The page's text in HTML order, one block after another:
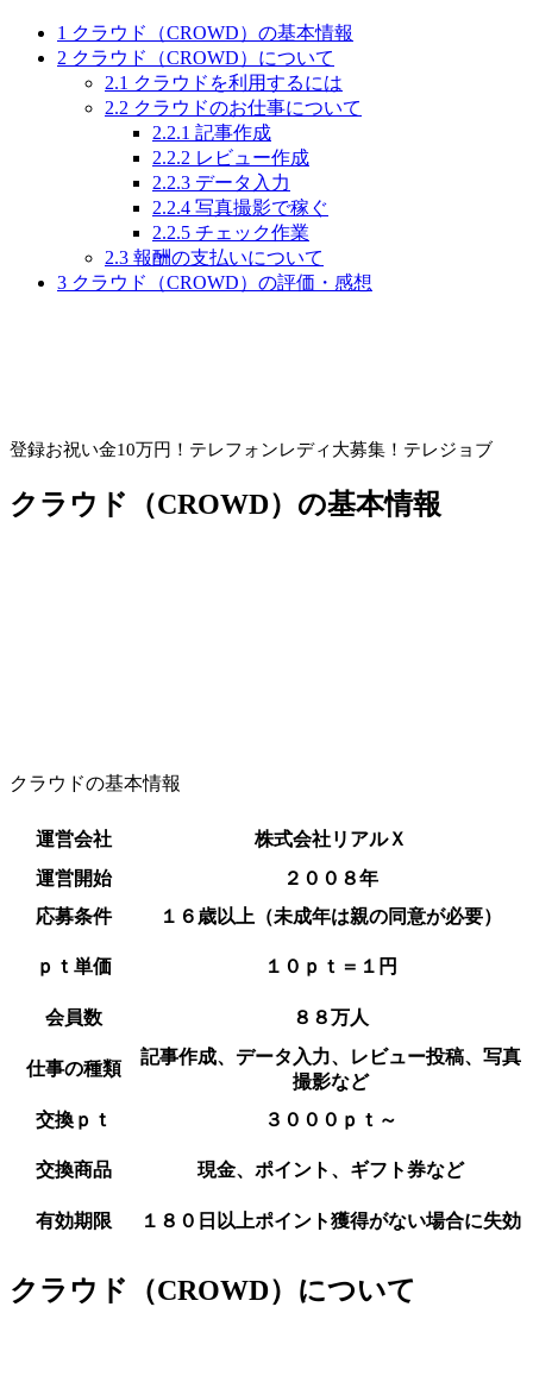
1 クラウド（CROWD）の基本情報
2 クラウド（CROWD）について
2.1 クラウドを利用するには
2.2 クラウドのお仕事について
2.2.1 記事作成
2.2.2 レビュー作成
2.2.3 データ入力
2.2.4 写真撮影で稼ぐ
2.2.5 チェック作業
2.3 報酬の支払いについて
3 クラウド（CROWD）の評価・感想
登録お祝い金10万円！ テレフォンレディ大募集！テレジョブ
クラウド（CROWD）の基本情報
クラウドの基本情報
運営会社
株式会社リアルＸ
運営開始
２００８年
応募条件
１６歳以上（未成年は親の同意が必要）
ｐｔ単価 １０ｐｔ＝１円
会員数 ８８万人
仕事の種類
記事作成、データ入力、レビュー投稿、写真
撮影など
交換ｐｔ
３０００ｐｔ～
交換商品 現金、ポイント、ギフト券など
有効期限 １８０日以上ポイント獲得がない場合に失効
クラウド（CROWD）について